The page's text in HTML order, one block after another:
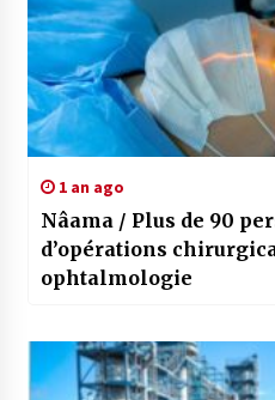
1 an ago
Nâama / Plus de 90
d’opérations
ophtalmologie